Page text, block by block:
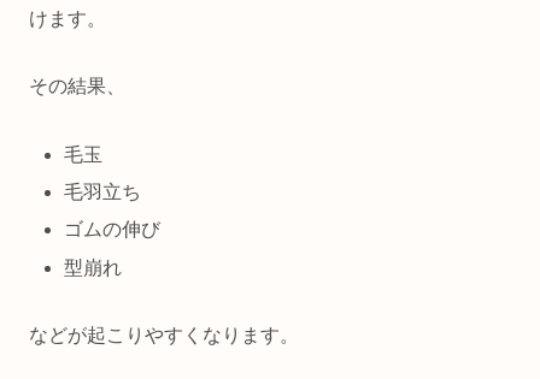
けます。
その結果、
毛玉
毛羽立ち
ゴムの伸び
型崩れ
などが起こりやすくなります。